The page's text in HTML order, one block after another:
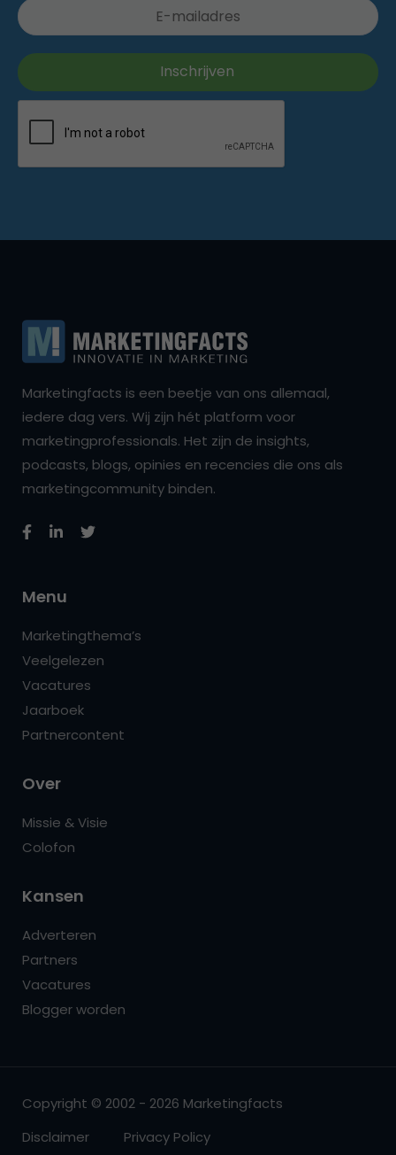
Marketingfacts is een beetje van ons allemaal,
iedere dag vers. Wij zijn hét platform voor
marketingprofessionals. Het zijn de insights,
podcasts, blogs, opinies en recencies die ons als
marketingcommunity binden.
Menu
Marketingthema’s
Veelgelezen
Vacatures
Jaarboek
Partnercontent
Over
Missie & Visie
Colofon
Kansen
Adverteren
Partners
Vacatures
Blogger worden
Copyright © 2002 - 2026 Marketingfacts
Disclaimer
Privacy Policy